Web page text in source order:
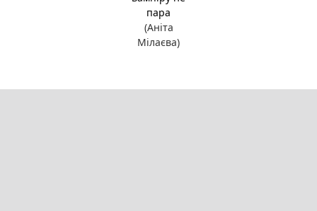
пара
(Аніта
Мілаєва)